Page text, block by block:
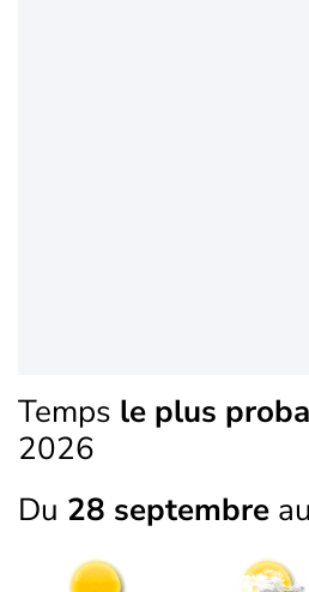
Temps le plus
2026
Du 28 septembre au